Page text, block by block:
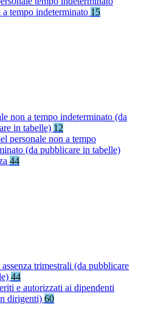
a tempo indeterminato 15
non a tempo indeterminato (da
in tabelle) 12
personale non a tempo
(da pubblicare in tabelle)
44
assenza trimestrali (da pubblicare
44
e autorizzati ai dipendenti
dirigenti) 60